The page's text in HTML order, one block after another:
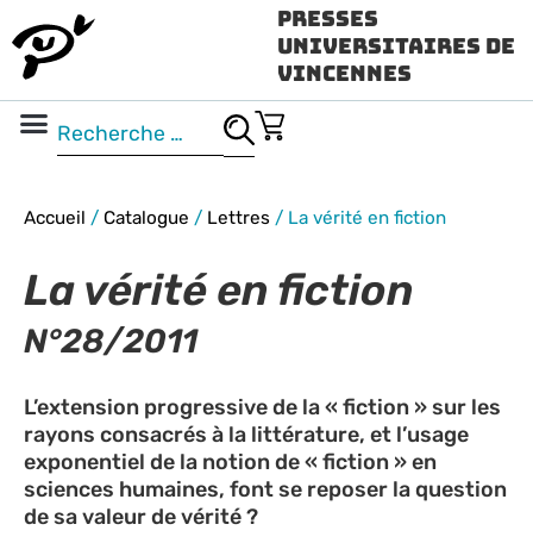
Presses
Universitaires de
Vincennes
Accueil / Catalogue / Lettres / La vérité en fiction
La vérité en fiction
N°28/2011
L’extension progressive de la « fiction » sur les
rayons consacrés à la littérature, et l’usage
exponentiel de la notion de « fiction » en
sciences humaines, font se reposer la question
de sa valeur de vérité ?